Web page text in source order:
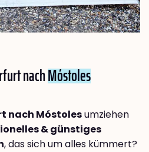
nachMóstoles
nach Móstolesumziehen
& günstiges
, das sich um alles kümmert?